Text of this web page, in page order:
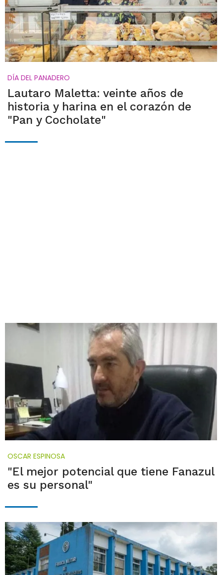
DÍA DEL PANADERO
Lautaro Maletta: veinte años de
historia y harina en el corazón de
"Pan y Cocholate"
OSCAR ESPINOSA
"El mejor potencial que tiene Fanazul
es su personal"